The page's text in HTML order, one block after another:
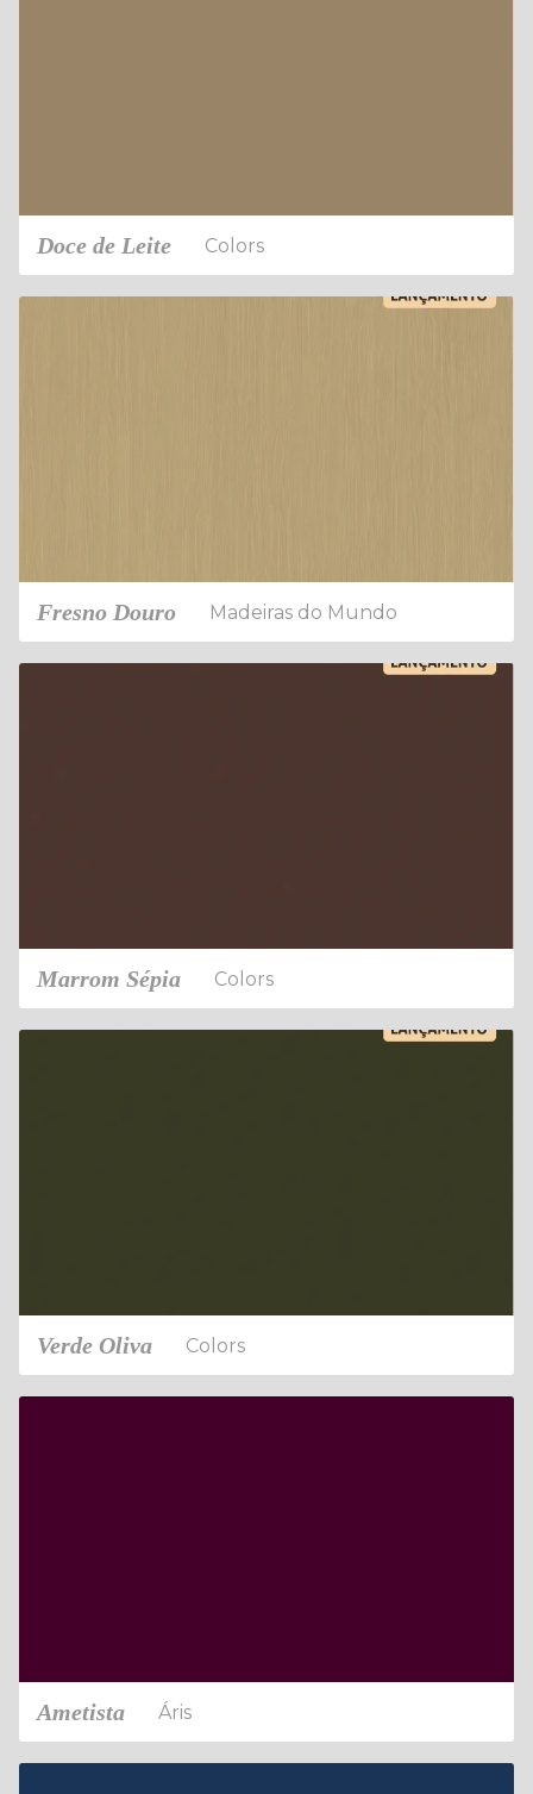
Doce de Leite Colors
Fresno Douro Madeiras do Mundo
Marrom Sépia Colors
Verde Oliva Colors
Ametista Áris